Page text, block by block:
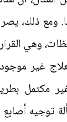
ومع ذلك،
وهي القرار
غير موجود
مكتمل
توجيه